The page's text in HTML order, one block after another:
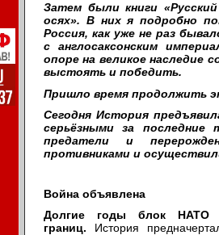
Затем были книги
осях». В них я подробно
Россия, как уже не раз
с англосаксонским
опоре на великое наследие
выстоять и победить.
Пришло время продолжить
Сегодня История
серьёзными за
предатели и
противниками и
Война объявлена
Долгие годы блок НАТО
границ. История